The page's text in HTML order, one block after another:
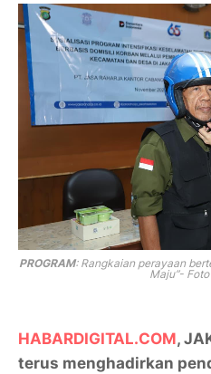
PROGRAM: Rangkaian perayaan
Maju”-
HABARDIGITAL.COM,
terus menghadirkan